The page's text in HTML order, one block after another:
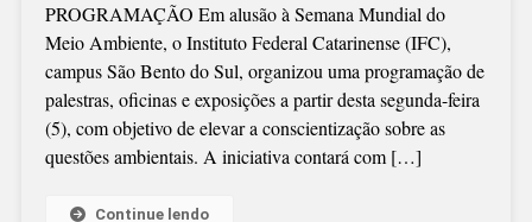
AMBIENTE
COM
AÇÕES
EM
SÃO
PROGRAMAÇÃO Em alusão à Semana Mundial do
Meio Ambiente, o Instituto Federal Catarinense (IFC),
campus São Bento do Sul, organizou uma programação de
palestras, oficinas e exposições a partir desta segunda-feira
(5), com objetivo de elevar a conscientização sobre as
questões ambientais. A iniciativa contará com […]
Continue lendo